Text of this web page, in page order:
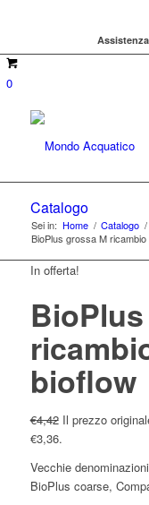
0
Catalogo
Sei in: Home / Catalogo /
BioPlus grossa M
In offerta!
bioflow
€4,42 Il prezzo
€3,36.
Vecchie
BioPlus coarse,